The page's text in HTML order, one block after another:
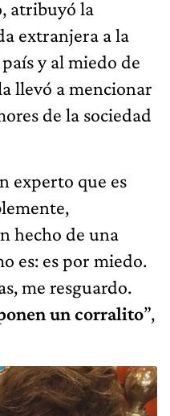
atribuyó la
extranjera a la
y al miedo de
llevó a mencionar
de la sociedad
experto que es
hecho de una
es: es por miedo.
me resguardo.
un corralito”,